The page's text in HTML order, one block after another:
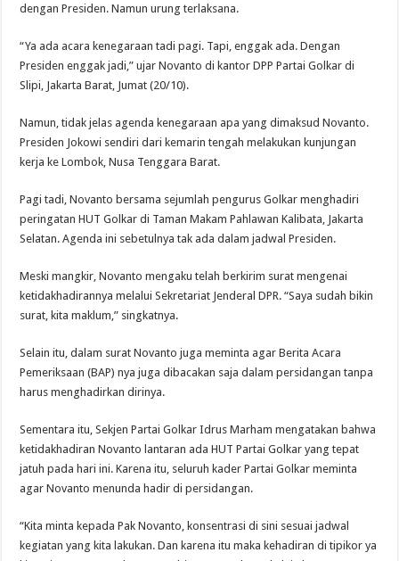
dengan Presiden. Namun urung terlaksana.
“Ya ada acara kenegaraan tadi pagi. Tapi, enggak ada. Dengan
Presiden enggak jadi,” ujar Novanto di kantor DPP Partai Golkar di
Slipi, Jakarta Barat, Jumat (20/10).
Namun, tidak jelas agenda kenegaraan apa yang dimaksud Novanto.
Presiden Jokowi sendiri dari kemarin tengah melakukan kunjungan
kerja ke Lombok, Nusa Tenggara Barat.
Pagi tadi, Novanto bersama sejumlah pengurus Golkar menghadiri
peringatan HUT Golkar di Taman Makam Pahlawan Kalibata, Jakarta
Selatan. Agenda ini sebetulnya tak ada dalam jadwal Presiden.
Meski mangkir, Novanto mengaku telah berkirim surat mengenai
ketidakhadirannya melalui Sekretariat Jenderal DPR. “Saya sudah bikin
surat, kita maklum,” singkatnya.
Selain itu, dalam surat Novanto juga meminta agar Berita Acara
Pemeriksaan (BAP) nya juga dibacakan saja dalam persidangan tanpa
harus menghadirkan dirinya.
Sementara itu, Sekjen Partai Golkar Idrus Marham mengatakan bahwa
ketidakhadiran Novanto lantaran ada HUT Partai Golkar yang tepat
jatuh pada hari ini. Karena itu, seluruh kader Partai Golkar meminta
agar Novanto menunda hadir di persidangan.
“Kita minta kepada Pak Novanto, konsentrasi di sini sesuai jadwal
kegiatan yang kita lakukan. Dan karena itu maka kehadiran di tipikor ya